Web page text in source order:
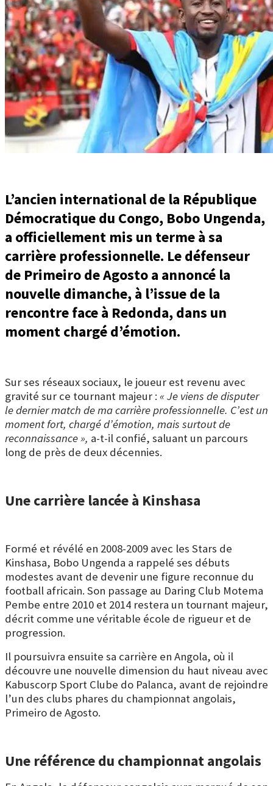
L’ancien international de la République
Démocratique du Congo, Bobo Ungenda,
a officiellement mis un terme à sa
carrière professionnelle. Le défenseur
de Primeiro de Agostoa annoncé la
nouvelle dimanche, à l’issue de la
rencontre face à Redonda, dans un
moment chargé d’émotion.
Sur ses réseaux sociaux, le joueur est revenu avec
gravité sur ce tournant majeur : « Je viens de disputer
le dernier match de ma carrière professionnelle. C’est un
moment fort, chargé d’émotion, mais surtout de
reconnaissance », a-t-il confié, saluant un parcours
long de près de deux décennies.
Une carrière lancée à Kinshasa
Formé et révélé en 2008-2009 avec les Stars de
Kinshasa, Bobo Ungenda a rappelé ses débuts
modestes avant de devenir une figure reconnue du
football africain. Son passage au Daring Club Motema
Pembe entre 2010 et 2014 restera un tournant majeur,
décrit comme une véritable école de rigueur et de
progression.
Il poursuivra ensuite sa carrière en Angola, où il
découvre une nouvelle dimension du haut niveau avec
Kabuscorp Sport Clube do Palanca, avant de rejoindre
l’un des clubs phares du championnat angolais,
Primeiro de Agosto.
Une référence du championnat angolais